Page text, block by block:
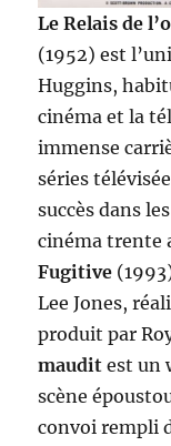
Le Relais de
(1952) est
Huggins,
cinéma et la
immense
séries
succès dans
cinéma trente
Fugitive
Lee Jones,
produit par
maudit est un
scène
convoi rempli